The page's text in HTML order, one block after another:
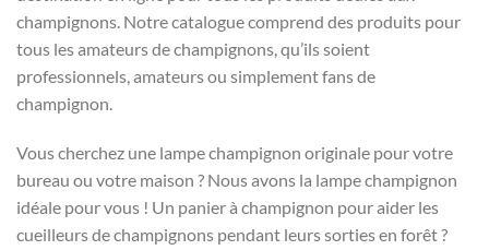
champignons. Notre catalogue comprend des produits pour
tous les amateurs de champignons, qu’ils soient
professionnels, amateurs ou simplement fans de
champignon.
Vous cherchez une lampe champignon originale pour votre
bureau ou votre maison ? Nous avons la lampe champignon
idéale pour vous ! Un panier à champignon pour aider les
cueilleurs de champignons pendant leurs sorties en forêt ?